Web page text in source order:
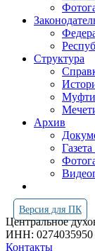
Структура
Архив
Версия для ПК
Центральное
ИНН: 0274035950
Контакты